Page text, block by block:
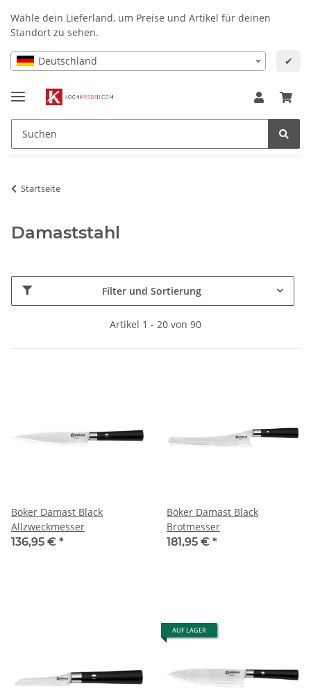
Wähle dein Lieferland, um Preise und Artikel für deinen
Standort zu sehen.
Deutschland ✔
Startseite
Damaststahl
Filter und Sortierung
Artikel 1 - 20 von 90
Böker Damast Black
Allzweckmesser
136,95 € *
Böker Damast Black
Brotmesser
181,95 € *
AUF LAGER